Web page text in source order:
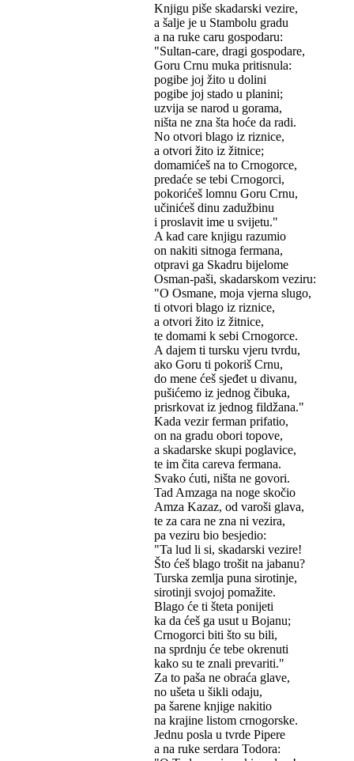
Knjigu piše skadarski vezire,
a šalje je u Stambolu gradu
a na ruke caru gospodaru:
"Sultan-care, dragi gospodare,
Goru Crnu muka pritisnula:
pogibe joj žito u dolini
pogibe joj stado u planini;
uzvija se narod u gorama,
ništa ne zna šta hoće da radi.
No otvori blago iz riznice,
a otvori žito iz žitnice;
domamićeš na to Crnogorce,
predaće se tebi Crnogorci,
pokorićeš lomnu Goru Crnu,
učinićeš dinu zadužbinu
i proslavit ime u svijetu."
A kad care knjigu razumio
on nakiti sitnoga fermana,
otpravi ga Skadru bijelome
Osman-paši, skadarskom veziru:
"O Osmane, moja vjerna slugo,
ti otvori blago iz riznice,
a otvori žito iz žitnice,
te domami k sebi Crnogorce.
A dajem ti tursku vjeru tvrdu,
ako Goru ti pokoriš Crnu,
do mene ćeš sjeđet u divanu,
pušićemo iz jednog čibuka,
prisrkovat iz jednog fildžana."
Kada vezir ferman prifatio,
on na gradu obori topove,
a skadarske skupi poglavice,
te im čita careva fermana.
Svako ćuti, ništa ne govori.
Tad Amzaga na noge skočio
Amza Kazaz, od varoši glava,
te za cara ne zna ni vezira,
pa veziru bio besjedio:
"Ta lud li si, skadarski vezire!
Što ćeš blago trošit na jabanu?
Turska zemlja puna sirotinje,
sirotinji svojoj pomažite.
Blago će ti šteta ponijeti
ka da ćeš ga usut u Bojanu;
Crnogorci biti što su bili,
na sprdnju će tebe okrenuti
kako su te znali prevariti."
Za to paša ne obraća glave,
no ušeta u šikli odaju,
pa šarene knjige nakitio
na krajine listom crnogorske.
Jednu posla u tvrde Pipere
a na ruke serdara Todora: